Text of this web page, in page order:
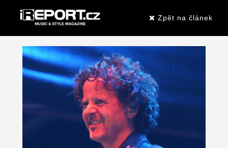
Zpět na článek